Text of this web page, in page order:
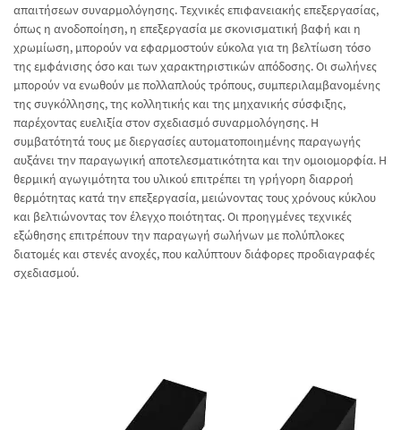
απαιτήσεων συναρμολόγησης. Τεχνικές επιφανειακής επεξεργασίας,
όπως η ανοδοποίηση, η επεξεργασία με σκονισματική βαφή και η
χρωμίωση, μπορούν να εφαρμοστούν εύκολα για τη βελτίωση τόσο
της εμφάνισης όσο και των χαρακτηριστικών απόδοσης. Οι σωλήνες
μπορούν να ενωθούν με πολλαπλούς τρόπους, συμπεριλαμβανομένης
της συγκόλλησης, της κολλητικής και της μηχανικής σύσφιξης,
παρέχοντας ευελιξία στον σχεδιασμό συναρμολόγησης. Η
συμβατότητά τους με διεργασίες αυτοματοποιημένης παραγωγής
αυξάνει την παραγωγική αποτελεσματικότητα και την ομοιομορφία. Η
θερμική αγωγιμότητα του υλικού επιτρέπει τη γρήγορη διαρροή
θερμότητας κατά την επεξεργασία, μειώνοντας τους χρόνους κύκλου
και βελτιώνοντας τον έλεγχο ποιότητας. Οι προηγμένες τεχνικές
εξώθησης επιτρέπουν την παραγωγή σωλήνων με πολύπλοκες
διατομές και στενές ανοχές, που καλύπτουν διάφορες προδιαγραφές
σχεδιασμού.